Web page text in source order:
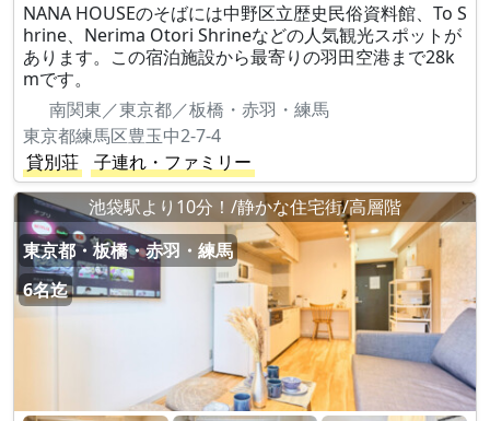
NANA HOUSEのそばには中野区立歴史民俗資料館、To S
hrine、Nerima Otori Shrineなどの人気観光スポットが
あります。この宿泊施設から最寄りの羽田空港まで28k
mです。
南関東／東京都／板橋・赤羽・練馬
東京都練馬区豊玉中2-7-4
貸別荘
子連れ・ファミリー
池袋駅より10分！/静かな住宅街/高層階
東京都・板橋・赤羽・練馬
6名迄